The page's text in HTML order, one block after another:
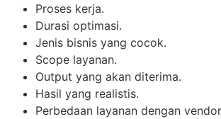
Proses kerja.
Durasi optimasi.
Jenis bisnis yang cocok.
Scope layanan.
Output yang akan diterima.
Hasil yang realistis.
Perbedaan layanan dengan